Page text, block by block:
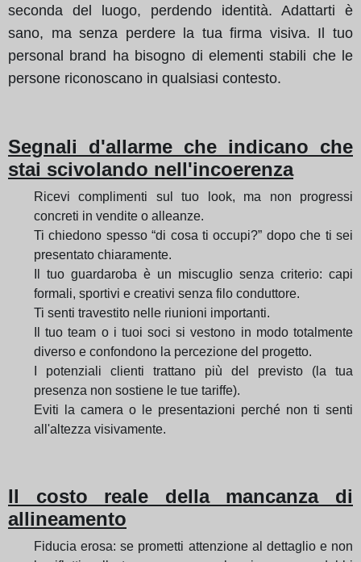
seconda del luogo, perdendo identità. Adattarti è
sano, ma senza perdere la tua firma visiva. Il tuo
personal brand ha bisogno di elementi stabili che le
persone riconoscano in qualsiasi contesto.
Segnali d'allarme che indicano che
stai scivolando nell'incoerenza
Ricevi complimenti sul tuo look, ma non progressi
concreti in vendite o alleanze.
Ti chiedono spesso “di cosa ti occupi?” dopo che ti sei
presentato chiaramente.
Il tuo guardaroba è un miscuglio senza criterio: capi
formali, sportivi e creativi senza filo conduttore.
Ti senti travestito nelle riunioni importanti.
Il tuo team o i tuoi soci si vestono in modo totalmente
diverso e confondono la percezione del progetto.
I potenziali clienti trattano più del previsto (la tua
presenza non sostiene le tue tariffe).
Eviti la camera o le presentazioni perché non ti senti
all'altezza visivamente.
Il costo reale della mancanza di
allineamento
Fiducia erosa: se prometti attenzione al dettaglio e non